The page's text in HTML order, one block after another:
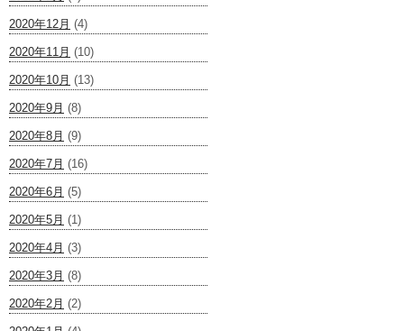
2020年12月 (4)
2020年11月 (10)
2020年10月 (13)
2020年9月 (8)
2020年8月 (9)
2020年7月 (16)
2020年6月 (5)
2020年5月 (1)
2020年4月 (3)
2020年3月 (8)
2020年2月 (2)